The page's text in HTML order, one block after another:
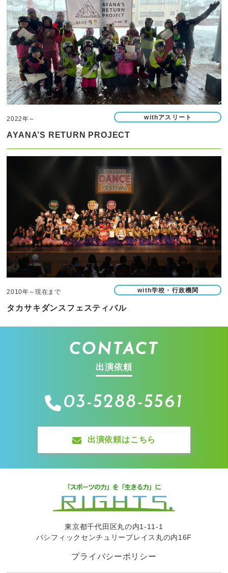
2022年～ withアスリート
AYANA’S RETURN PROJECT
2010年～現在まで with学校・行政機関
タカサキダンスフェスティバル
CONTACT
出演依頼
03-5288-5561
出演依頼はこちら
東京都千代田区丸の内1-11-1
パシフィックセンチュリープレイス丸の内16F
プライバシーポリシー